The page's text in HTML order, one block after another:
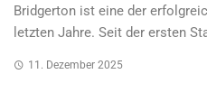
Bridgerton ist eine der
letzten Jahre. Seit der ersten
11. Dezember 2025